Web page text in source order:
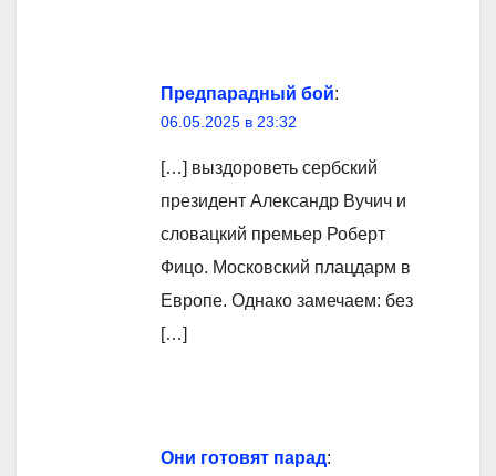
Предпарадный бой:
06.05.2025 в 23:32
[…] выздороветь сербский
президент Александр Вучич и
словацкий премьер Роберт
Фицо. Московский плацдарм в
Европе. Однако замечаем: без
[…]
Они готовят парад: